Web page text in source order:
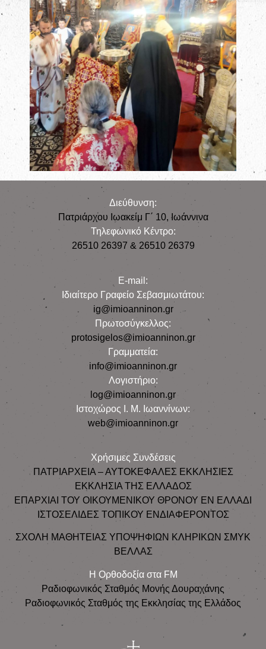
Διεύθυνση:
Πατριάρχου Ιωακείμ Γ΄ 10, Iωάννινα
Τηλεφωνικό Κέντρο:
26510 26397 & 26510 26379
E-mail:
Iδιαίτερο Γραφείο Σεβασμιωτάτου:
ig@imioanninon.gr
Πρωτοσύγκελλος:
protosigelos@imioanninon.gr
Γραμματεία:
info@imioanninon.gr
Λογιστήριο:
log@imioanninon.gr
Ιστοχώρος Ι. Μ. Ιωαννίνων:
web@imioanninon.gr
Χρήσιμες Συνδέσεις
ΠΑΤΡΙΑΡΧΕΙΑ – ΑΥΤΟΚΕΦΑΛΕΣ ΕΚΚΛΗΣΙΕΣ
ΕΚΚΛΗΣΙΑ ΤΗΣ ΕΛΛΑΔΟΣ
ΕΠΑΡΧΙΑΙ ΤΟΥ ΟΙΚΟΥΜΕΝΙΚΟΥ ΘΡΟΝΟΥ ΕΝ ΕΛΛΑΔΙ
ΙΣΤΟΣΕΛΙΔΕΣ ΤΟΠΙΚΟΥ ΕΝΔΙΑΦΕΡΟΝΤΟΣ
ΣΧΟΛΗ ΜΑΘΗΤΕΙΑΣ ΥΠΟΨΗΦΙΩΝ ΚΛΗΡΙΚΩΝ ΣΜΥΚ
ΒΕΛΛΑΣ
Η Ορθοδοξία στα FM
Ραδιοφωνικός Σταθμός Μονής Δουραχάνης
Ραδιοφωνικός Σταθμός της Εκκλησίας της Ελλάδος